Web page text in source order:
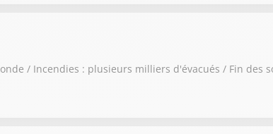
/ Incendies : plusieurs milliers d'évacués / Fin des